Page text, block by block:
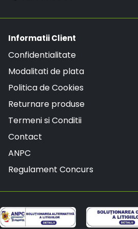
Informatii Client
Confidentialitate
Modalitati de plata
Politica de Cookies
Returnare produse
Termeni si Conditii
Contact
ANPC
Regulament Concurs